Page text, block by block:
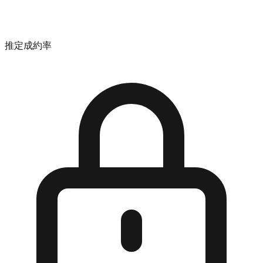
推定成約率